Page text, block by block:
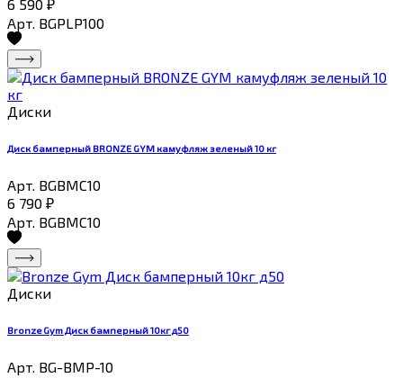
6 590 ₽
Арт. BGPLP100
Диски
Диск бамперный BRONZE GYM камуфляж зеленый 10 кг
Арт. BGBMC10
6 790 ₽
Арт. BGBMC10
Диски
Bronze Gym Диск бамперный 10кг д50
Арт. BG-BMP-10